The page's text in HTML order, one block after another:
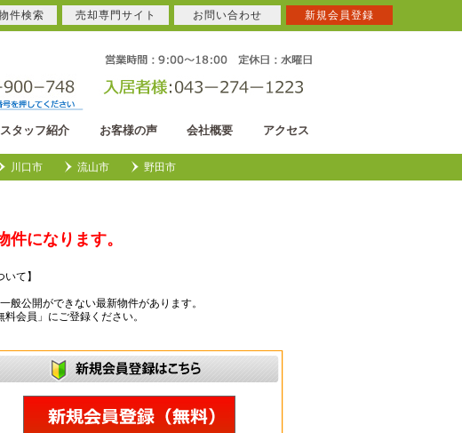
スタッフ紹介 お客様の声 会社概要 アクセス
川口市 流山市 野田市
になります。
て】
般公開ができない最新物件があります。
会員」にご登録ください。
件検索 売却専門サイト お問い合わせ 新規会員登録